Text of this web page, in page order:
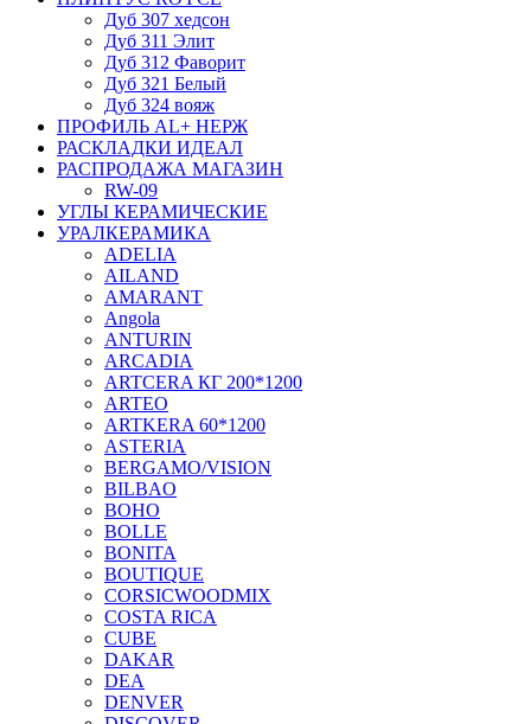
Дуб 307 хедсон
Дуб 311 Элит
Дуб 312 Фаворит
Дуб 321 Белый
Дуб 324 вояж
ПРОФИЛЬ AL+ НЕРЖ
РАСКЛАДКИ ИДЕАЛ
РАСПРОДАЖА МАГАЗИН
RW-09
УГЛЫ КЕРАМИЧЕСКИЕ
УРАЛКЕРАМИКА
ADELIA
AILAND
AMARANT
Angola
ANTURIN
ARCADIA
ARTCERA КГ 200*1200
ARTEO
ARTKERA 60*1200
ASTERIA
BERGAMO/VISION
BILBAO
BOHO
BOLLE
BONITA
BOUTIQUE
CORSICWOODMIX
COSTA RICA
CUBE
DAKAR
DEA
DENVER